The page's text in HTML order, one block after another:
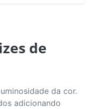
de
da cor.
adicionando